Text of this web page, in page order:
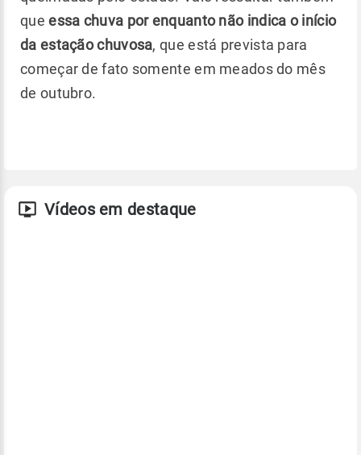
queessa chuva por enquanto não indica o início
da estação chuvosa, que está prevista para
começar de fato somente em meados do mês
de outubro.
Vídeos em destaque